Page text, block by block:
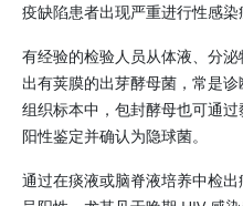
疫缺陷患者出现严重进行性感染
有经验的检验人员从体液、分
出有荚膜的出芽酵母菌，常是
组织标本中，包封酵母也可通
阳性鉴定并确认为隐球菌。
通过在痰液或脑脊液培养中检出